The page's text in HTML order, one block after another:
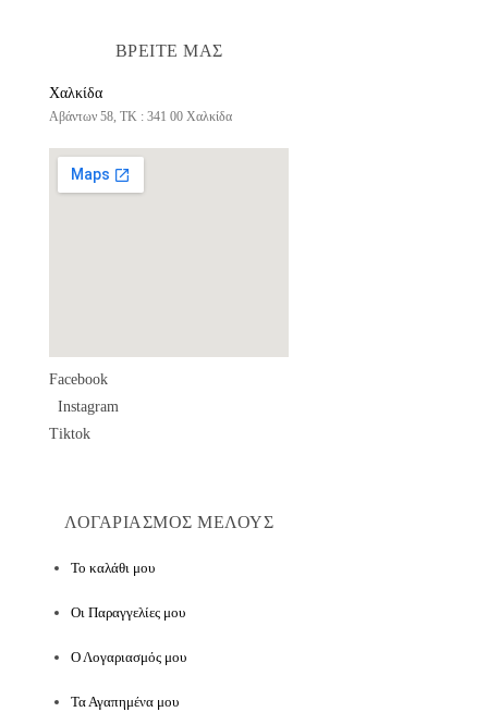
ΒΡΕΙΤΕ ΜΑΣ
Χαλκίδα
Αβάντων 58, ΤΚ : 341 00 Χαλκίδα
Facebook
Instagram
Tiktok
ΛΟΓΑΡΙΑΣΜΟΣ ΜΕΛΟΥΣ
Το καλάθι μου
Οι Παραγγελίες μου
Ο Λογαριασμός μου
Τα Αγαπημένα μου